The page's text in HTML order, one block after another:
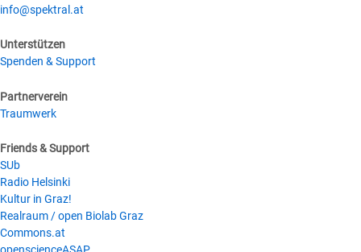
info@spektral.at
Unterstützen
Spenden & Support
Partnerverein
Traumwerk
Friends & Support
SUb
Radio Helsinki
Kultur in Graz!
Realraum / open Biolab Graz
Commons.at